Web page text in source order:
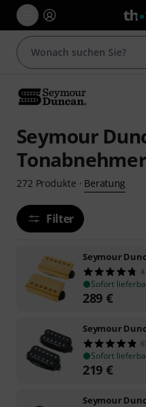
Seymour
Tonabnehmer
272 Produkte · Beratung
Filter
Seymour
4
Sofort
289 €
Seymour
Sofort
219 €
Seymour